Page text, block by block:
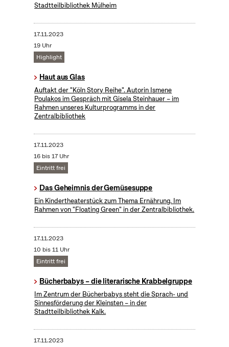
Stadtteilbibliothek Mülheim
17.11.2023
19 Uhr
Highlight
Haut aus Glas
Auftakt der "Köln Story Reihe". Autorin Ismene
Poulakos im Gespräch mit Gisela Steinhauer – im
Rahmen unseres Kulturprogramms in der
Zentralbibliothek
17.11.2023
16 bis 17 Uhr
Eintritt frei
Das Geheimnis der Gemüsesuppe
Ein Kindertheaterstück zum Thema Ernährung. Im
Rahmen von "Floating Green" in der Zentralbibliothek.
17.11.2023
10 bis 11 Uhr
Eintritt frei
Bücherbabys – die literarische Krabbelgruppe
Im Zentrum der Bücherbabys steht die Sprach- und
Sinnesförderung der Kleinsten – in der
Stadtteilbibliothek Kalk.
17.11.2023